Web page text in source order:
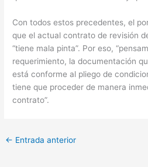
Con todos estos precedentes, el
que el actual contrato de revisión
“tiene mala pinta”. Por eso,
requerimiento, la documentación
está conforme al pliego de
tiene que proceder de manera
contrato”.
← Entrada anterior